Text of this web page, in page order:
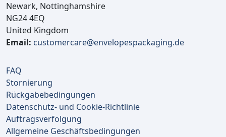
Newark, Nottinghamshire
NG24 4EQ
United Kingdom
Email: customercare@envelopespackaging.de
FAQ
Stornierung
Rückgabebedingungen
Datenschutz- und Cookie-Richtlinie
Auftragsverfolgung
Allgemeine Geschäftsbedingungen